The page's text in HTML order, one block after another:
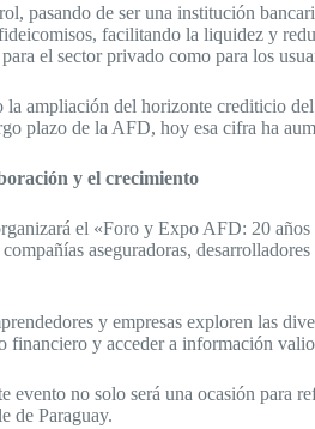
pasando de ser una institución
facilitando la liquidez y
el sector privado como para los
ampliación del horizonte crediticio
plazo de la AFD, hoy esa cifra ha
y el crecimiento
el «Foro y Expo AFD: 20
aseguradoras,
y empresas exploren las
financiero y acceder a información
evento no solo será una ocasión
de Paraguay.